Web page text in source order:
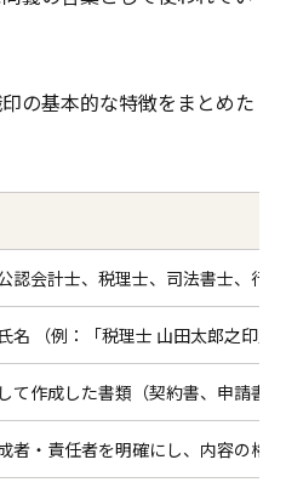
の基本的な特徴をまとめた
認会計士、税理士、司法書士、行
名 （例：「税理士 山田太郎之印」
て作成した書類（契約書、申請書
者・責任者を明確にし、内容の権